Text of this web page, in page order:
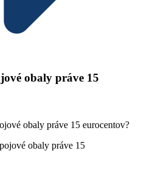
obaly práve 15
obaly práve 15 eurocentov?